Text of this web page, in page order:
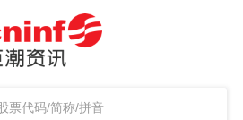
票代码/简称/拼音